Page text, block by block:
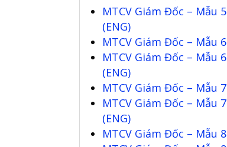
MTCV Giám Đốc – Mẫu 5
(ENG)
MTCV Giám Đốc – Mẫu 6
MTCV Giám Đốc – Mẫu 6
(ENG)
MTCV Giám Đốc – Mẫu 7
MTCV Giám Đốc – Mẫu 7
(ENG)
MTCV Giám Đốc – Mẫu 8